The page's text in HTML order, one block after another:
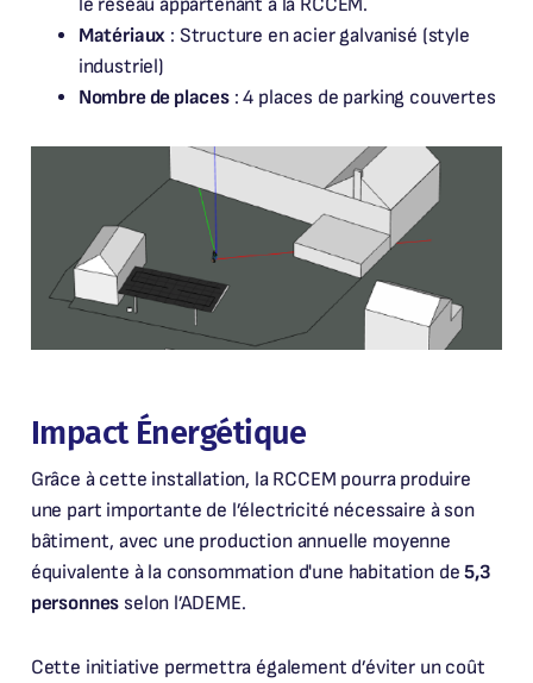
le réseau appartenant à la RCCEM.
Matériaux : Structure en acier galvanisé (style
industriel)
Nombre de places: 4 places de parking couvertes
Impact Énergétique
Grâce à cette installation, la RCCEM pourra produire
une part importante de l’électricité nécessaire à son
bâtiment, avec une production annuelle moyenne
équivalente à la consommation d'une habitation de5,3
personnes selon l’ADEME.
Cette initiative permettra également d’éviter un coût